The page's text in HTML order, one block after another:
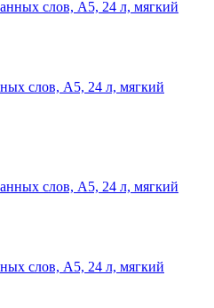
слов, А5, 24 л, мягкий
слов, А5, 24 л, мягкий